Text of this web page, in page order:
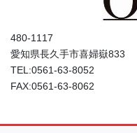
480-1117
愛知県長久手市喜婦嶽833
TEL:0561-63-8052
FAX:0561-63-8062